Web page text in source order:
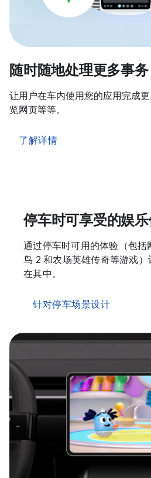
随时随地处理更多事务
让用户在车内使用您的应用完成
览网页等等。
了解详情
停车时可享受的娱
通过停车时可用的体验（包括
鸟 2 和农场英雄传奇等游戏
在其中。
针对停车场景设计